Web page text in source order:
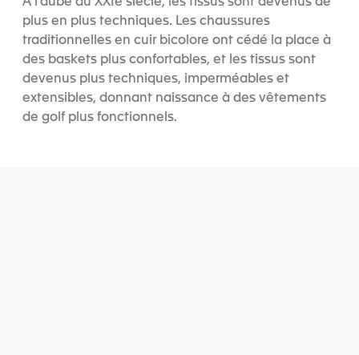
plus en plus techniques. Les chaussures
traditionnelles en cuir bicolore ont cédé la place à
des baskets plus confortables, et les tissus sont
devenus plus techniques, imperméables et
extensibles, donnant naissance à des vêtements
de golf plus fonctionnels.